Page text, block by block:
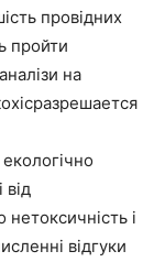
провідних
пройти
на
і
відгуки